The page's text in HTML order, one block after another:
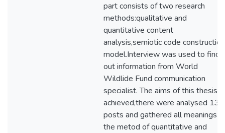
part consists of two research
methods:qualitative and
quantitative content
analysis,semiotic code construction
model.Interview was used to find
out information from World
Wildlide Fund communication
specialist. The aims of this thesis is
achieved,there were analysed 133
posts and gathered all meanings
the metod of quantitative and